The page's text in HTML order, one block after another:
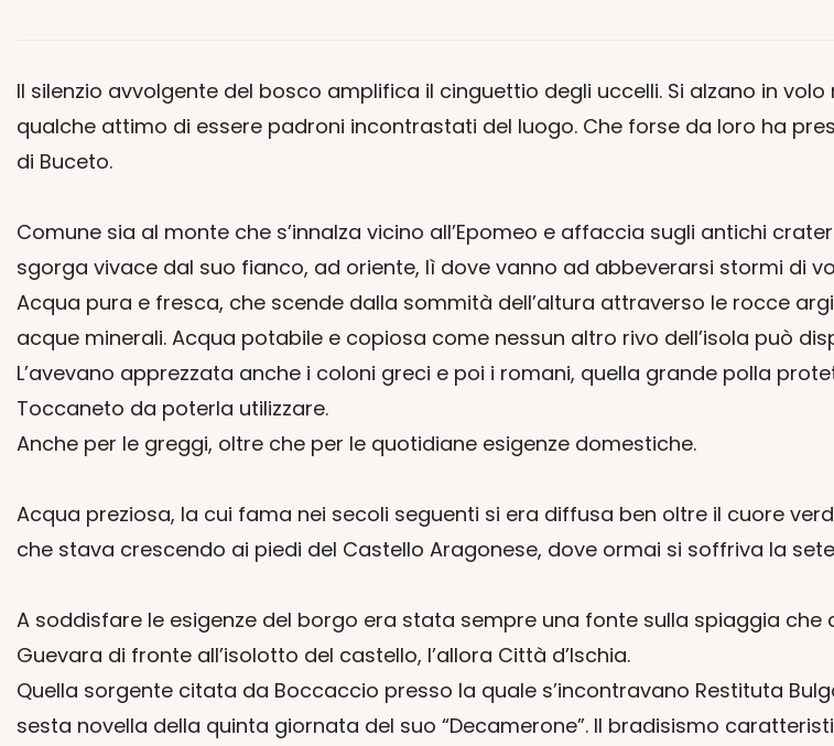
Il silenzio avvolgente del bosco amplifica il cinguettio degli uccelli. Si alzano in
qualche attimo di essere padroni incontrastati del luogo. Che forse da loro ha
di Buceto.
Comune sia al monte che s’innalza vicino all’Epomeo e affaccia sugli antichi
sgorga vivace dal suo fianco, ad oriente, lì dove vanno ad abbeverarsi stormi di
Acqua pura e fresca, che scende dalla sommità dell’altura attraverso le rocce
acque minerali. Acqua potabile e copiosa come nessun altro rivo dell’isola può
L’avevano apprezzata anche i coloni greci e poi i romani, quella grande polla
Toccaneto da poterla utilizzare.
Anche per le greggi, oltre che per le quotidiane esigenze domestiche.
Acqua preziosa, la cui fama nei secoli seguenti si era diffusa ben oltre il cuore
che stava crescendo ai piedi del Castello Aragonese, dove ormai si soffriva la
A soddisfare le esigenze del borgo era stata sempre una fonte sulla spiaggia che
Guevara di fronte all’isolotto del castello, l’allora Città d’Ischia.
Quella sorgente citata da Boccaccio presso la quale s’incontravano Restituta
sesta novella della quinta giornata del suo “Decamerone”. Il bradisismo